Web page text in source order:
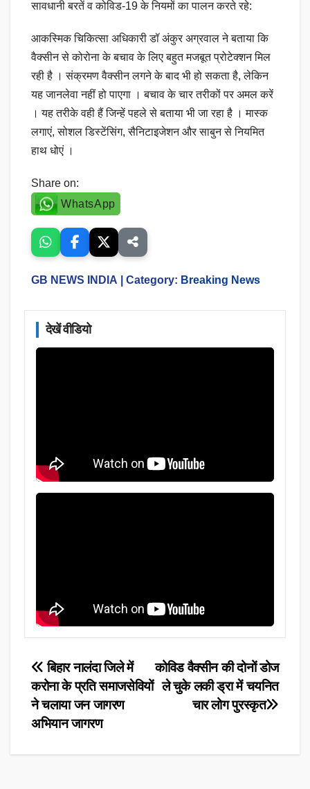
सावधानी बरतें व कोविड-19 के नियमों का पालन करते रहे:
आकस्मिक चिकित्सा अधिकारी डॉ अंकुर अग्रवाल ने बताया कि
वैक्सीन से कोरोना के बचाव के लिए बहुत मजबूत प्रोटेक्शन मिल
रही है । संक्रमण वैक्सीन लगने के बाद भी हो सकता है, लेकिन
यह जानलेवा नहीं हो पाएगा । बचाव के चार तरीकों पर अमल करें
। यह तरीके वही हैं जिन्हें पहले से बताया भी जा रहा है । मास्क
लगाएं, सोशल डिस्टेंसिंग, सैनिटाइजेशन और साबुन से नियमित
हाथ धोएं ।
Share on:
WhatsApp
GB NEWS INDIA | Category: Breaking News
देखें वीडियो
Post
navigation
कोविड वैक्सीन की दोनों डोज
ले चुके लकी ड्रा में चयनित
चार लोग पुरस्कृत
बिहार नालंदा जिले में
करोना के प्रति समाजसेवियों
ने चलाया जन जागरण
अभियान जागरण